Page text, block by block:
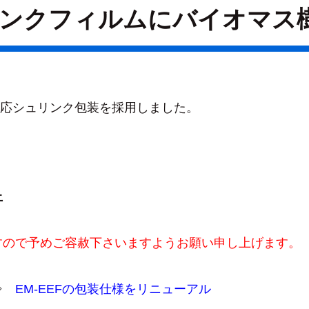
クフィルムにバイオマス
シュリンク包装を採用しました。
で予めご容赦下さいますようお願い申し上げます。
EM-EEFの包装仕様をリニューアル